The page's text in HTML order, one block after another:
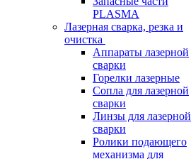
PLASMA
Лазерная сварка, резка и
очистка
Аппараты лазерной
сварки
Горелки лазерные
Сопла для лазерной
сварки
Линзы для лазерной
сварки
Ролики подающего
механизма для